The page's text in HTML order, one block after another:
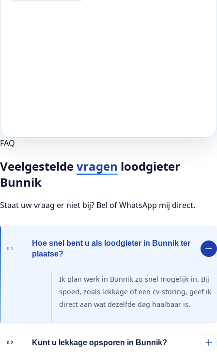
FAQ
Veelgesteldevragen loodgieter
Bunnik
Staat uw vraag er niet bij? Bel of WhatsApp mij direct.
01
Hoe snel bent u als loodgieter in Bunnik ter
plaatse?
Ik plan werk in Bunnik zo snel mogelijk in. Bij
spoed, zoals lekkage of een cv-storing, geef ik
direct aan wat dezelfde dag haalbaar is.
02 Kunt u lekkage opsporen in Bunnik?